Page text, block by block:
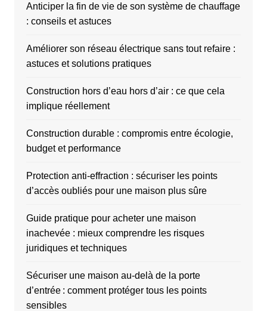
Anticiper la fin de vie de son système de chauffage
: conseils et astuces
Améliorer son réseau électrique sans tout refaire :
astuces et solutions pratiques
Construction hors d’eau hors d’air : ce que cela
implique réellement
Construction durable : compromis entre écologie,
budget et performance
Protection anti-effraction : sécuriser les points
d’accès oubliés pour une maison plus sûre
Guide pratique pour acheter une maison
inachevée : mieux comprendre les risques
juridiques et techniques
Sécuriser une maison au-delà de la porte
d’entrée : comment protéger tous les points
sensibles